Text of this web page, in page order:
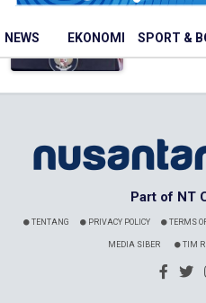
NEWS EKONOMI SPORT &
Part of NT
TENTANG PRIVACY POLICY TERMS
MEDIA SIBER TIM